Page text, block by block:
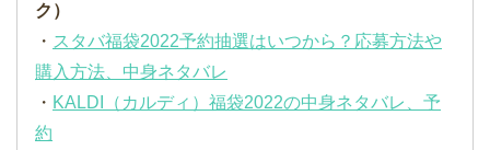
ク）
・ スタバ福袋2022予約抽選はいつから？応募方法や
購入方法、中身ネタバレ
・ KALDI（カルディ）福袋2022の中身ネタバレ、予
約